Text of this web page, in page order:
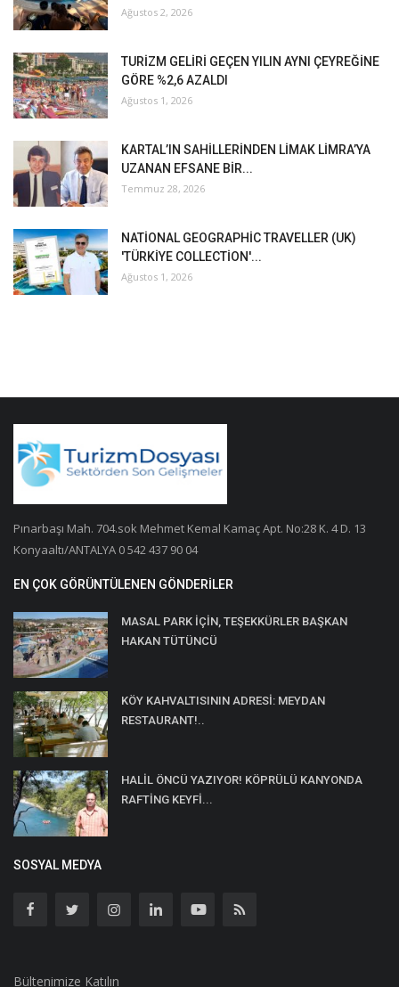
Ağustos 2, 2026
TURİZM GELİRİ GEÇEN YILIN AYNI ÇEYREĞİNE
GÖRE %2,6 AZALDI
Ağustos 1, 2026
KARTAL’IN SAHİLLERİNDEN LİMAK LİMRA’YA
UZANAN EFSANE BİR...
Temmuz 28, 2026
NATİONAL GEOGRAPHİC TRAVELLER (UK)
'TÜRKİYE COLLECTİON'...
Ağustos 1, 2026
Pınarbaşı Mah. 704.sok Mehmet Kemal Kamaç Apt. No:28 K. 4 D. 13
Konyaaltı/ANTALYA 0 542 437 90 04
EN ÇOK GÖRÜNTÜLENEN GÖNDERILER
MASAL PARK İÇİN, TEŞEKKÜRLER BAŞKAN
HAKAN TÜTÜNCÜ
KÖY KAHVALTISININ ADRESİ: MEYDAN
RESTAURANT!..
HALİL ÖNCÜ YAZIYOR! KÖPRÜLÜ KANYONDA
RAFTİNG KEYFİ...
SOSYAL MEDYA
Bültenimize Katılın